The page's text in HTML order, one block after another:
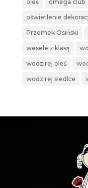
oleś omega club
oświetlenie
Przemek Osiński
wesele z klasą
wodzirej oleś
wodzirej siedlce